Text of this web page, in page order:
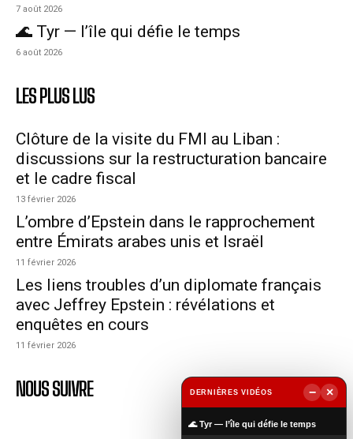
7 août 2026
🌊 Tyr — l’île qui défie le temps
6 août 2026
LES PLUS LUS
Clôture de la visite du FMI au Liban :
discussions sur la restructuration bancaire
et le cadre fiscal
13 février 2026
L’ombre d’Epstein dans le rapprochement
entre Émirats arabes unis et Israël
11 février 2026
Les liens troubles d’un diplomate français
avec Jeffrey Epstein : révélations et
enquêtes en cours
11 février 2026
NOUS SUIVRE DERNIÈRES VIDÉOS −
×
🌊 Tyr — l’île qui défie le temps